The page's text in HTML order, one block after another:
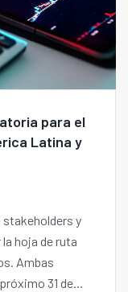
para el
Latina y
y
hoja de ruta
Ambas
31 de